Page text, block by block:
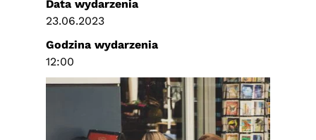
Data wydarzenia
23.06.2023
Godzina wydarzenia
12:00